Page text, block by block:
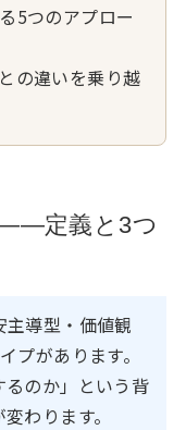
5つのアプロー
の違いを乗り越
——定義と3つ
導型・価値観
プがあります。
のか」という背
わります。